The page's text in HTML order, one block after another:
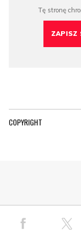
COPYRIGHT
© COPYRIGHT PAP 2026